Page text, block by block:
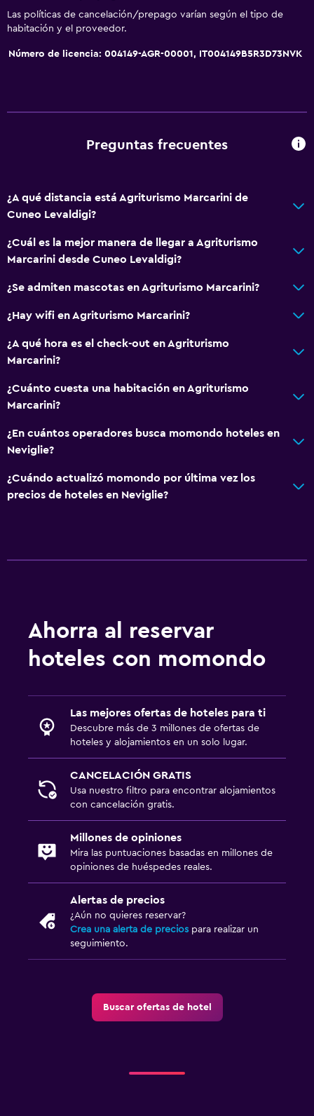
Bar/lounge
Tetera/cafetera
Cafetera
Bicicletas
Pesca
Ciclismo
Bingo
Clases de cocina
Paseos a caballo
Mesa de billar
Accesibilidad y adecuación
Habitaciones para no fumadores disponibles
extra)
Solo adultos
Baño
Ducha
Bidé
Secador de pelo
Papel higiénico
Baño privado
General
Vista a una calle tranquila
Piso de parquet o madera noble
Pantuflas
Vista al patio interior
Posibilidad de habitaciones conectadas
Espacio de almacenamiento
Las políticas de cancelación/prepago varían según el tipo de
habitación y el proveedor.
Número de licencia: 004149-AGR-00001, IT004149B5R3D73NVK
Preguntas frecuentes
¿A qué distancia está Agriturismo Marcarini de
Cuneo Levaldigi?
¿Cuál es la mejor manera de llegar a Agriturismo
Marcarini desde Cuneo Levaldigi?
¿Se admiten mascotas en Agriturismo Marcarini?
¿Hay wifi en Agriturismo Marcarini?
¿A qué hora es el check-out en Agriturismo
Marcarini?
¿Cuánto cuesta una habitación en Agriturismo
Marcarini?
¿En cuántos operadores busca momondo hoteles en
Neviglie?
¿Cuándo actualizó momondo por última vez los
precios de hoteles en Neviglie?
Ahorra al reservar
hoteles con momondo
Las mejores ofertas de hoteles para ti
Descubre más de 3 millones de ofertas de
hoteles y alojamientos en un solo lugar.
CANCELACIÓN GRATIS
Usa nuestro filtro para encontrar alojamientos
con cancelación gratis.
Millones de opiniones
Mira las puntuaciones basadas en millones de
opiniones de huéspedes reales.
Alertas de precios
¿Aún no quieres reservar?
Crea una alerta de precios para realizar un
seguimiento.
Buscar ofertas de hotel